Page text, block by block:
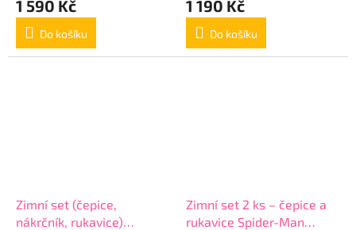
1 590 Kč
Do košíku
1 190 Kč
Do košíku
Zimní set (čepice,
nákrčník, rukavice)
Zimní set 2 ks – čepice a
rukavice Spider-Man